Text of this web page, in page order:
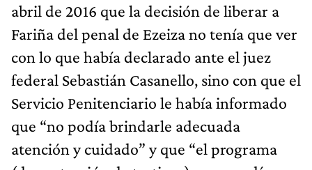
abril de 2016 que la decisión de liberar a
Fariña del penal de Ezeiza no tenía que ver
con lo que había declarado ante el juez
federal Sebastián Casanello, sino con que el
Servicio Penitenciario le había informado
que “no podía brindarle adecuada
atención y cuidado” y que “el programa